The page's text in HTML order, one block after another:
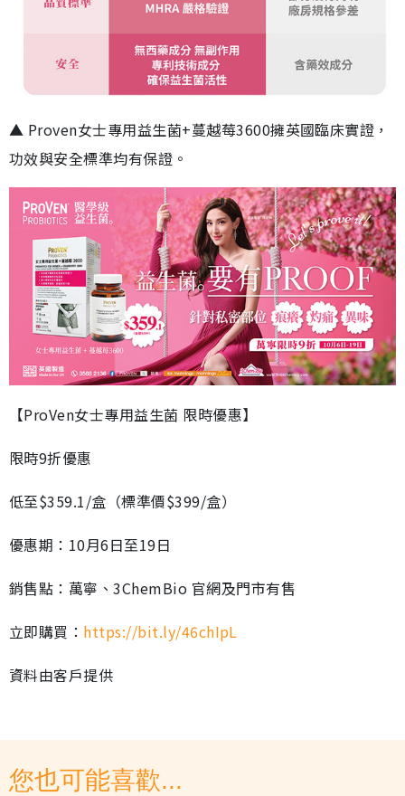
▲ Proven女士專用益生菌+蔓越莓3600擁英國臨床實證，
功效與安全標準均有保證。
【ProVen女士專用益生菌 限時優惠】
限時9折優惠
低至$359.1/盒（標準價$399/盒）
優惠期：10月6日至19日
銷售點：萬寧、3ChemBio 官網及門市有售
立即購買： https://bit.ly/46chIpL
資料由客戶提供
您也可能喜歡...